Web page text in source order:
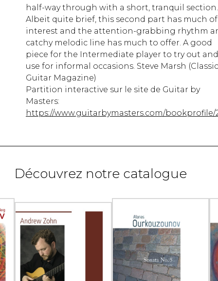
half-way through with a short, tranquil section.
Albeit quite brief, this second part has much of
interest and the attention-grabbing rhythm
catchy melodic line has much to offer. A good
piece for the Intermediate player to try out and
use for informal occasions. Steve Marsh
Guitar Magazine)
Partition interactive sur le site de Guitar by
Masters:
https://www.guitarbymasters.com/bookprofile/
Découvrez notre catalogue